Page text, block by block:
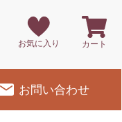
お気に入り カート
お問い合わせ